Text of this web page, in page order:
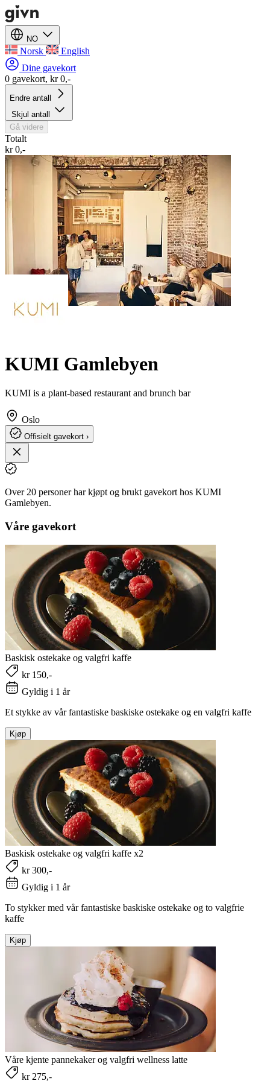
NO
Norsk
English
Dine gavekort
0 gavekort, kr 0,-
Endre antall
Skjul antall
Gå videre
Totalt
kr 0,-
KUMI Gamlebyen
KUMI is a plant-based restaurant and brunch bar
Oslo
Offisielt gavekort ›
Over 20 personer har kjøpt og brukt gavekort hos KUMI
Gamlebyen.
Våre gavekort
Baskisk ostekake og valgfri kaffe
kr 150,-
Gyldig i 1 år
Et stykke av vår fantastiske baskiske ostekake og en valgfri kaffe
Kjøp
Baskisk ostekake og valgfri kaffe x2
kr 300,-
Gyldig i 1 år
To stykker med vår fantastiske baskiske ostekake og to valgfrie
kaffe
Kjøp
Våre kjente pannekaker og valgfri wellness latte
kr 275,-